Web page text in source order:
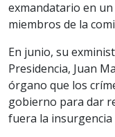
exmandatario en
miembros de la
En junio, su
Presidencia, Juan
órgano que los
gobierno para dar
fuera la